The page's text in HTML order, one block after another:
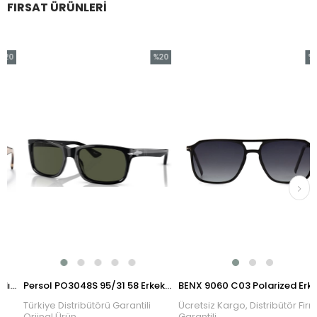
FIRSAT ÜRÜNLERI
Persol PO3048S 95/31 58 Erkek Güneş Gözlüğü
Türkiye Distribütörü Garantili
%20
BENX 9060 C03 Polarized Erkek Güneş Gözlüğü
Ücretsiz Kargo, Distribütör Firma
%25